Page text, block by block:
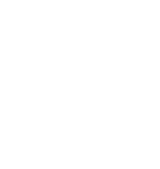
og kul­tu­r­a­na­ly­se